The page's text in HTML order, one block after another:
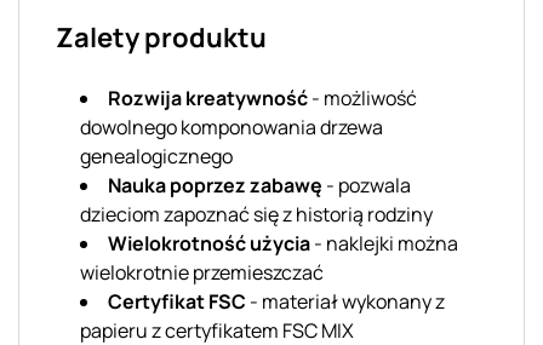
Zalety produktu
Rozwija kreatywność- możliwość
dowolnego komponowania drzewa
genealogicznego
Nauka poprzez zabawę - pozwala
dzieciom zapoznać się z historią rodziny
Wielokrotność użycia- naklejki można
wielokrotnie przemieszczać
Certyfikat FSC - materiał wykonany z
papieru z certyfikatem FSC MIX